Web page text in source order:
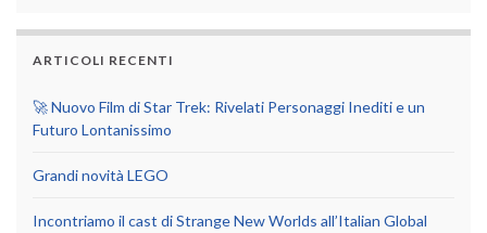
ARTICOLI RECENTI
🚀 Nuovo Film di Star Trek: Rivelati Personaggi Inediti e un
Futuro Lontanissimo
Grandi novità LEGO
Incontriamo il cast di Strange New Worlds all’Italian Global